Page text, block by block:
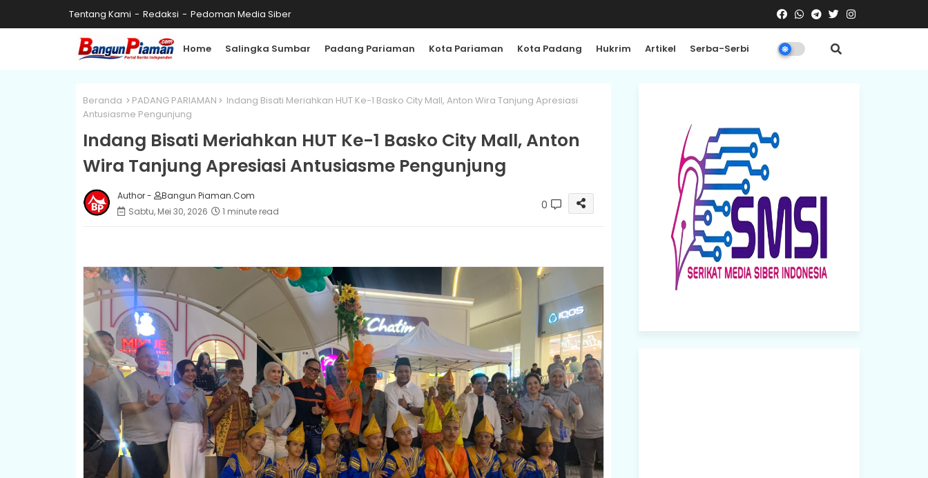
Tentang Kami Redaksi Pedoman Media Siber
Home Salingka Sumbar Padang Pariaman Kota Pariaman Kota Padang Hukrim Artikel Serba-Serbi
Beranda PADANG PARIAMAN
Indang Bisati Meriahkan HUT Ke-1 Basko City Mall, Anton Wira Tanjung Apresiasi
Antusiasme Pengunjung
Indang Bisati Meriahkan HUT Ke-1 Basko City Mall, Anton
Wira Tanjung Apresiasi Antusiasme Pengunjung
Author -
Bangun Piaman.Com
Sabtu, Mei 30, 2026
1 minute read 0